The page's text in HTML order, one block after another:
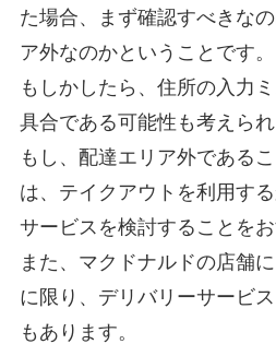
た場合、まず確認すべきな
ア外なのかということです。
もしかしたら、住所の入力
具合である可能性も考えられ
もし、配達エリア外である
は、テイクアウトを利用す
サービスを検討することをお
また、マクドナルドの店舗
に限り、デリバリーサービ
もあります。